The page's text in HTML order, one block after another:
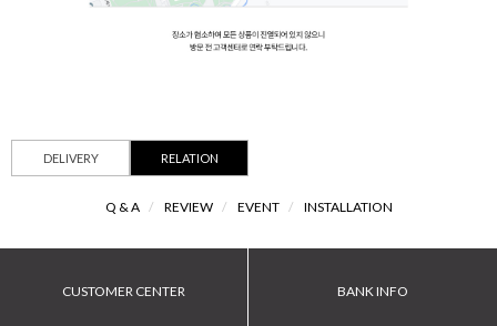
DELIVERY RELATION
Q & A / REVIEW / EVENT / INSTALLATION
CUSTOMER CENTER BANK INFO